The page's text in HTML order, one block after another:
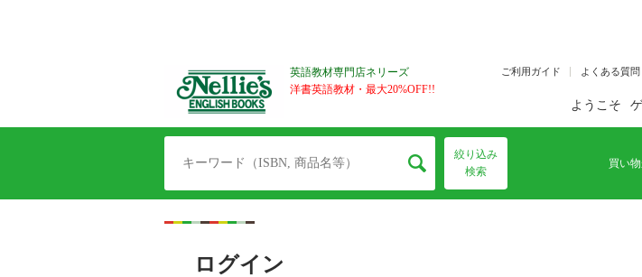
英語教材専門店ネリーズ
洋書英語教材・最大20%OFF!!
ご利用ガイド よくある質問
ようこそ
絞り込み
検索
買い物
ログイン